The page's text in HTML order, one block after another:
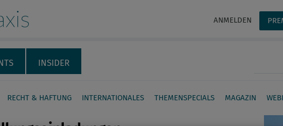
ANMELDEN
INSIDER
RECHT & HAFTUNG INTERNATIONALES THEMENSPECIALS MAGAZIN